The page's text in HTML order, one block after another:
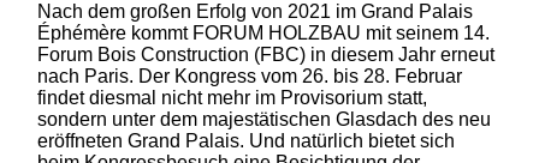
Nach dem großen Erfolg von 2021 im Grand Palais
Éphémère kommt FORUM HOLZBAU mit seinem 14.
Forum Bois Construction (FBC) in diesem Jahr erneut
nach Paris. Der Kongress vom 26. bis 28. Februar
findet diesmal nicht mehr im Provisorium statt,
sondern unter dem majestätischen Glasdach des neu
eröffneten Grand Palais. Und natürlich bietet sich